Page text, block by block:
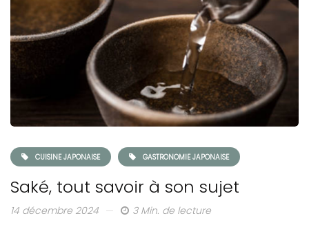
CUISINE JAPONAISE GASTRONOMIE JAPONAISE
Saké, tout savoir à son sujet
14 décembre 2024 3 Min. de lecture